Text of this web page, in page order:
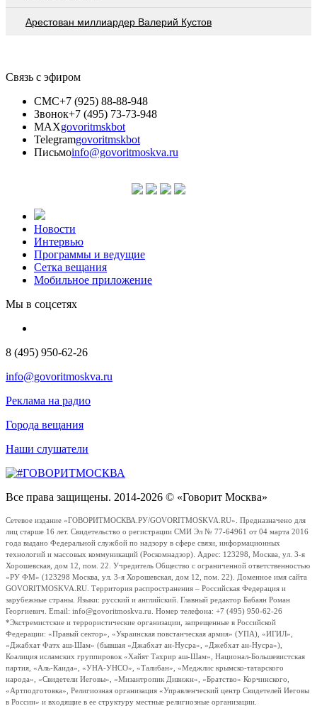
Арестован миллиардер Валерий Кустов
Связь с эфиром
СМС+7 (925) 88-88-948
Звонок+7 (495) 73-73-948
MAXgovoritmskbot
Telegramgovoritmskbot
Письмоinfo@govoritmoskva.ru
Новости
Интервью
Программы и ведущие
Сетка вещания
Мобильное приложение
Мы в соцсетях
8 (495) 950-62-26
info@govoritmoskva.ru
Реклама на радио
Города вещания
Наши слушатели
Все права защищены. 2014-2026 © «Говорит Москва»
Сетевое издание «ГОВОРИТМОСКВА.РУ/GOVORITMOSKVA.RU». Предназначено для
лиц старше 16 лет. Свидетельство о регистрации СМИ Эл № 77-64961 от 04 марта 2016
года выдано Федеральной службой по надзору в сфере связи, информационных
технологий и массовых коммуникаций (Роскомнадзор). Адрес: 123298, Москва, ул. 3-я
Хорошевская, дом 12, пом. 22. Учредитель Общество с ограниченной ответственностью
«РУ ФМ» (123298 Москва, ул. 3-я Хорошевская, дом 12, пом. 22). Доменное имя сайта
GOVORITMOSKVA.RU. Территория распространения – Российская Федерация и
зарубежные страны. Языки: русский и английский. Главный редактор Бабаян Роман
Георгиевич. Email: info@govoritmoskva.ru. Номер телефона: +7 (495) 950-62-26
*Экстремистские и террористические организации, запрещенные в Российской
Федерации: «Правый сектор», «Украинская повстанческая армия» (УПА), «ИГИЛ»,
«Джабхат Фатх аш-Шам» (бывшая «Джабхат ан-Нусра», «Джебхат ан-Нусра»),
Коалиция исламских группировок «Хайят Тахрир аш-Шам», Национал-Большевистская
партия, «Аль-Каида», «УНА-УНСО», «Талибан», «Меджлис крымско-татарского
народа», «Свидетели Иеговы», «Мизантропик Дивижн», «Братство» Корчинского,
«Артподготовка», Религиозная организация «Управленческий центр Свидетелей Иеговы
в России» и входящие в ее структуру местные религиозные организации.